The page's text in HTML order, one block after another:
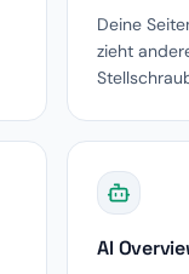
Deine
zieht
AI